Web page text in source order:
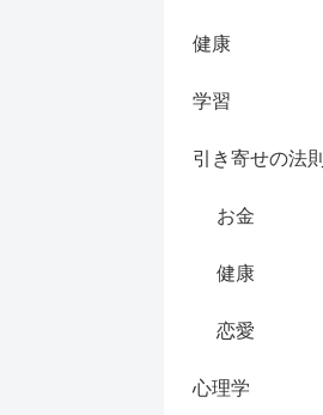
健康
学習
引き寄せの法則
お金
健康
恋愛
心理学